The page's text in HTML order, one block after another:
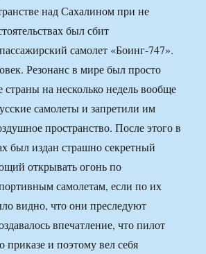
над Сахалином при не
был сбит
самолет «Боинг-747».
Резонанс в мире был просто
на несколько недель вообще
самолеты и запретили им
пространство. После этого в
был издан страшно секретный
открывать огонь по
самолетам, если по их
видно, что они преследуют
впечатление, что пилот
приказе и поэтому вел себя